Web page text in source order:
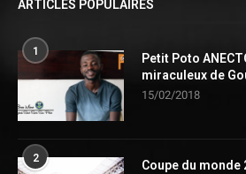
ARTICLES POPULAIRES
1
Petit Poto
miraculeux de
15/02/2018
2
Coupe du monde